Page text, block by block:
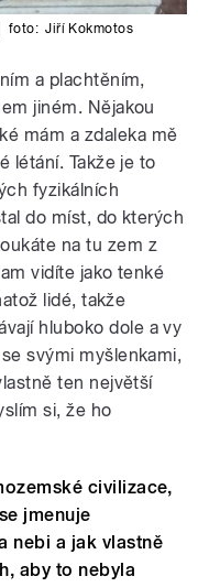
foto: Jiří Kokmotos
a plachtěním,
jiném. Nějakou
mám a zdaleka mě
létání. Takže je to
fyzikálních
do míst, do kterých
na tu zem z
vidíte jako tenké
lidé, takže
hluboko dole a vy
svými myšlenkami,
ten největší
si, že ho
civilizace,
jmenuje
nebi a jak vlastně
aby to nebyla